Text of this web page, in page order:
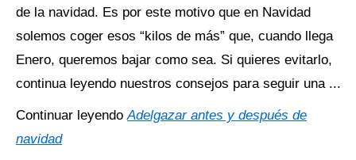
de la navidad. Es por este motivo que en Navidad
solemos coger esos “kilos de más” que, cuando llega
Enero, queremos bajar como sea. Si quieres evitarlo,
continua leyendo nuestros consejos para seguir una ...
Continuar leyendoAdelgazar antes y después de
navidad